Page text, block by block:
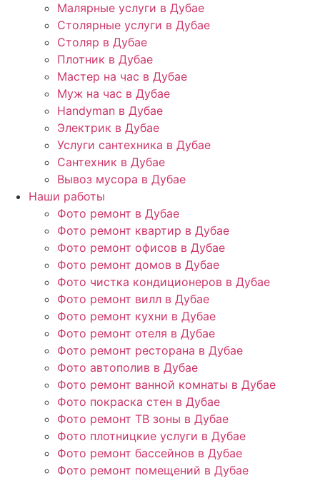
Малярные услуги в Дубае
Столярные услуги в Дубае
Столяр в Дубае
Плотник в Дубае
Мастер на час в Дубае
Муж на час в Дубае
Handyman в Дубае
Электрик в Дубае
Услуги сантехника в Дубае
Сантехник в Дубае
Вывоз мусора в Дубае
Наши работы
Фото ремонт в Дубае
Фото ремонт квартир в Дубае
Фото ремонт офисов в Дубае
Фото ремонт домов в Дубае
Фото чистка кондиционеров в Дубае
Фото ремонт вилл в Дубае
Фото ремонт кухни в Дубае
Фото ремонт отеля в Дубае
Фото ремонт ресторана в Дубае
Фото автополив в Дубае
Фото ремонт ванной комнаты в Дубае
Фото покраска стен в Дубае
Фото ремонт ТВ зоны в Дубае
Фото плотницкие услуги в Дубае
Фото ремонт бассейнов в Дубае
Фото ремонт помещений в Дубае